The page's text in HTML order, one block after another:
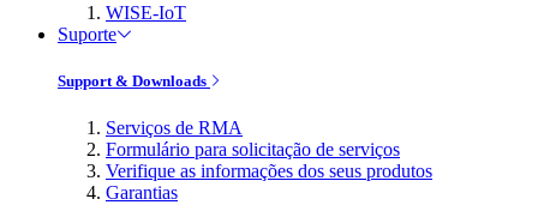
WISE-IoT
Suporte
Support & Downloads
Serviços de RMA
Formulário para solicitação de serviços
Verifique as informações dos seus produtos
Garantias